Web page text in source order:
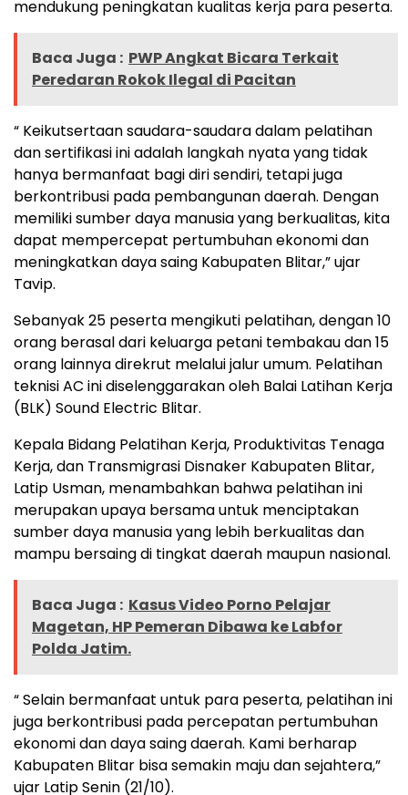
mendukung peningkatan kualitas kerja para peserta.
Baca Juga : PWP Angkat Bicara Terkait
Peredaran Rokok Ilegal di Pacitan
“ Keikutsertaan saudara-saudara dalam pelatihan
dan sertifikasi ini adalah langkah nyata yang tidak
hanya bermanfaat bagi diri sendiri, tetapi juga
berkontribusi pada pembangunan daerah. Dengan
memiliki sumber daya manusia yang berkualitas, kita
dapat mempercepat pertumbuhan ekonomi dan
meningkatkan daya saing Kabupaten Blitar,” ujar
Tavip.
Sebanyak 25 peserta mengikuti pelatihan, dengan 10
orang berasal dari keluarga petani tembakau dan 15
orang lainnya direkrut melalui jalur umum. Pelatihan
teknisi AC ini diselenggarakan oleh Balai Latihan Kerja
(BLK) Sound Electric Blitar.
Kepala Bidang Pelatihan Kerja, Produktivitas Tenaga
Kerja, dan Transmigrasi Disnaker Kabupaten Blitar,
Latip Usman, menambahkan bahwa pelatihan ini
merupakan upaya bersama untuk menciptakan
sumber daya manusia yang lebih berkualitas dan
mampu bersaing di tingkat daerah maupun nasional.
Baca Juga : Kasus Video Porno Pelajar
Magetan, HP Pemeran Dibawa ke Labfor
Polda Jatim.
“ Selain bermanfaat untuk para peserta, pelatihan ini
juga berkontribusi pada percepatan pertumbuhan
ekonomi dan daya saing daerah. Kami berharap
Kabupaten Blitar bisa semakin maju dan sejahtera,”
ujar Latip Senin (21/10).